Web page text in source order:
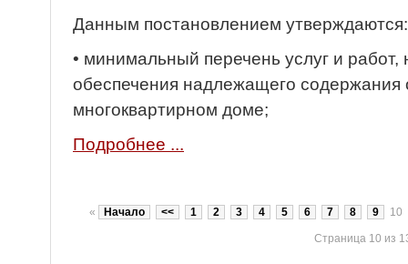
Данным постановлением утверждаются:
• минимальный перечень услуг и
обеспечения надлежащего
многоквартирном доме;
Подробнее ...
« Начало << 1 2 3 4 5 6 7 8 9 10
Страница 10 из